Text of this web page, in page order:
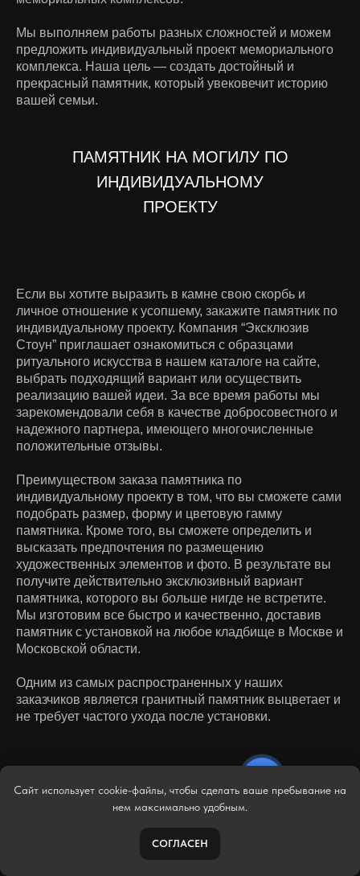
Мы выполняем работы разных сложностей и можем
предложить индивидуальный проект мемориального
комплекса. Наша цель — создать достойный и
прекрасный памятник, который увековечит историю
вашей семьи.
ПАМЯТНИК НА МОГИЛУ ПО
ИНДИВИДУАЛЬНОМУ
ПРОЕКТУ
Если вы хотите выразить в камне свою скорбь и
личное отношение к усопшему, закажите памятник по
индивидуальному проекту. Компания “Эксклюзив
Стоун” приглашает ознакомиться с образцами
ритуального искусства в нашем каталоге на сайте,
выбрать подходящий вариант или осуществить
реализацию вашей идеи. За все время работы мы
зарекомендовали себя в качестве добросовестного и
надежного партнера, имеющего многочисленные
положительные отзывы.
Преимуществом заказа памятника по
индивидуальному проекту в том, что вы сможете сами
подобрать размер, форму и цветовую гамму
памятника. Кроме того, вы сможете определить и
высказать предпочтения по размещению
художественных элементов и фото. В результате вы
получите действительно эксклюзивный вариант
памятника, которого вы больше нигде не встретите.
Мы изготовим все быстро и качественно, доставив
памятник с установкой на любое кладбище в Москве и
Московской области.
Одним из самых распространенных у наших
заказчиков является гранитный памятник выцветает и
не требует частого ухода после установки.
ВИДЫ КАМНЯ
Сайт использует cookie-файлы, чтобы сделать ваше пребывание на
нем максимально удобным.
СОГЛАСЕН